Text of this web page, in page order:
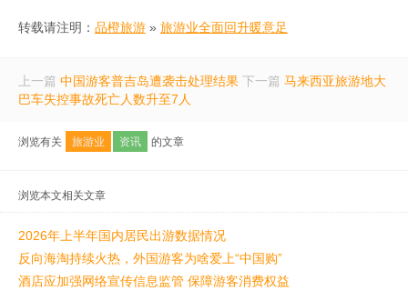
转载请注明： 品橙旅游 » 旅游业全面回升暖意足
上一篇 中国游客普吉岛遭袭击处理结果 下一篇 马来西亚旅游地大
巴车失控事故死亡人数升至7人
浏览有关 旅游业 资讯 的文章
浏览本文相关文章
2026年上半年国内居民出游数据情况
反向海淘持续火热，外国游客为啥爱上“中国购”
酒店应加强网络宣传信息监管 保障游客消费权益